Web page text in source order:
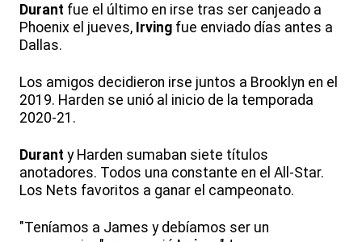
Durant fue el último en irse tras ser canjeado a
Phoenix el jueves, Irving fue enviado días antes a
Dallas.
Los amigos decidieron irse juntos a Brooklyn en el
2019. Harden se unió al inicio de la temporada
2020-21.
Durant y Harden sumaban siete títulos
anotadores. Todos una constante en el All-Star.
Los Nets favoritos a ganar el campeonato.
"Teníamos a James y debíamos ser un